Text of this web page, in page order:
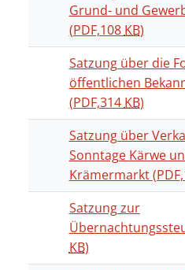
Grund- und
(PDF,108 KB)
Satzung über die
öffentlichen
(PDF,314 KB)
Satzung über
Sonntage Kärwe
Krämermarkt
Satzung zur
KB)